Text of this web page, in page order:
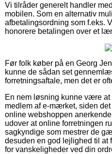
Vi tilråder generelt handler
mobilen. Som en alternativ
afbetalingsordning som f.eks.
honorere betalingen over et
Før folk køber på en Georg
kunne de sådan set
forretningsaftale, men det er
En nem løsning kunne være at
medlem af e-mærket, siden
online webshoppen
udover at online forretningen
sagkyndige som mestrer de
desuden en god lejlighed til
for vanskeligheder ved din